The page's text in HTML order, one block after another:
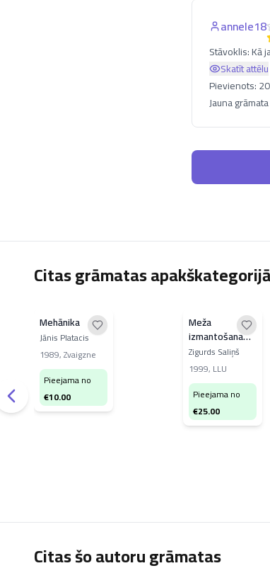
annele18
Stāvoklis:Kā
Skatīt attēlu
Pievienots:
Jauna
Citas grāmatas
Mehānika
Jānis Platacis
1989,Zvaigzne
Pieejama no
€10.00
Meža
izmantošana
Latvijā
Zigurds Saliņš
1999, LLU
Pieejama no
€25.00
Citas šo autoru grāmatas